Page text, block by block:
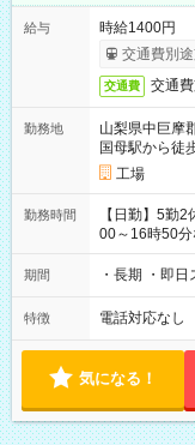
給与
時給1400円
交通費別
交通費 交通費
勤務地
山梨県中巨摩
国母駅から徒
工場
勤務時間
【日勤】5勤
00～16時50
期間 ・長期 ・即日
特徴 電話対応なし
気になる！